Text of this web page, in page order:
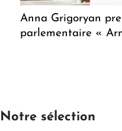
Anna Grigoryan
parlementaire «
Notre sélection